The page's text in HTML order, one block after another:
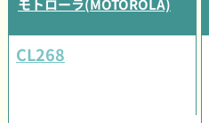
モトローラ(MOTOROLA)
CL268